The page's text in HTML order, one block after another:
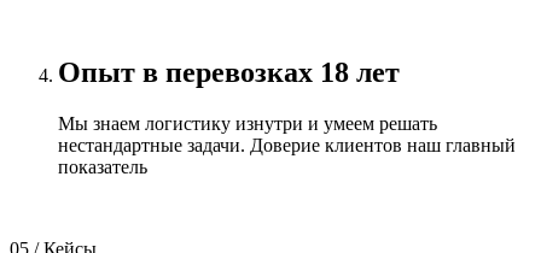
Опыт в перевозках 18 лет
Мы знаем логистику изнутри и умеем решать
нестандартные задачи. Доверие клиентов наш главный
показатель
05 / Кейсы